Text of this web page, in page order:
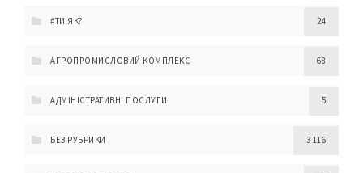
#ТИ ЯК? 24
АГРОПРОМИСЛОВИЙ КОМПЛЕКС 68
АДМІНІСТРАТИВНІ ПОСЛУГИ 5
БЕЗ РУБРИКИ 3 116